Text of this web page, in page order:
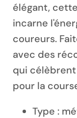
Magnet
élégant, cette
incarne
coureurs.
avec des
qui
pour la
Type :